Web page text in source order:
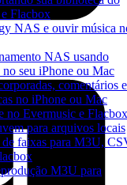
Flacbox
NAS e ouvir música
NAS usando
seu iPhone ou Mac
comentários e
no iPhone ou Mac
no Evermusic e
para arquivos locais
faixas para M3U,
M3U para